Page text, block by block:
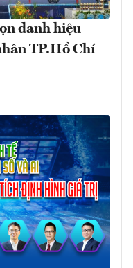
danh hiệu
TP.Hồ Chí